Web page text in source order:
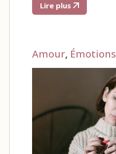
Lire plus
Amour, Émotions